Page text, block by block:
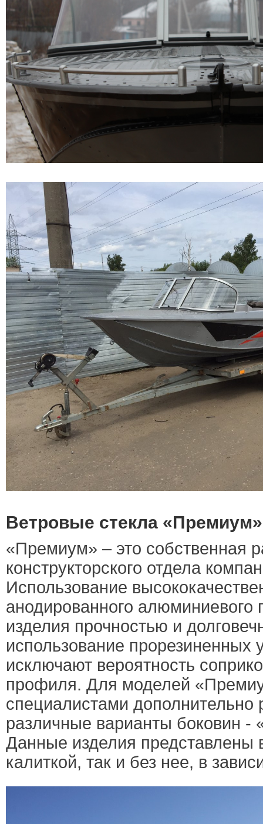
Ветровые стекла «Премиум»
«Премиум» – это собственная
конструкторского отдела
Использование
анодированного
изделия прочностью и
использование прорезиненных
исключают вероятность
профиля. Для моделей
специалистами дополнительно
различные варианты боковин -
Данные изделия представлены
калиткой, так и без нее, в